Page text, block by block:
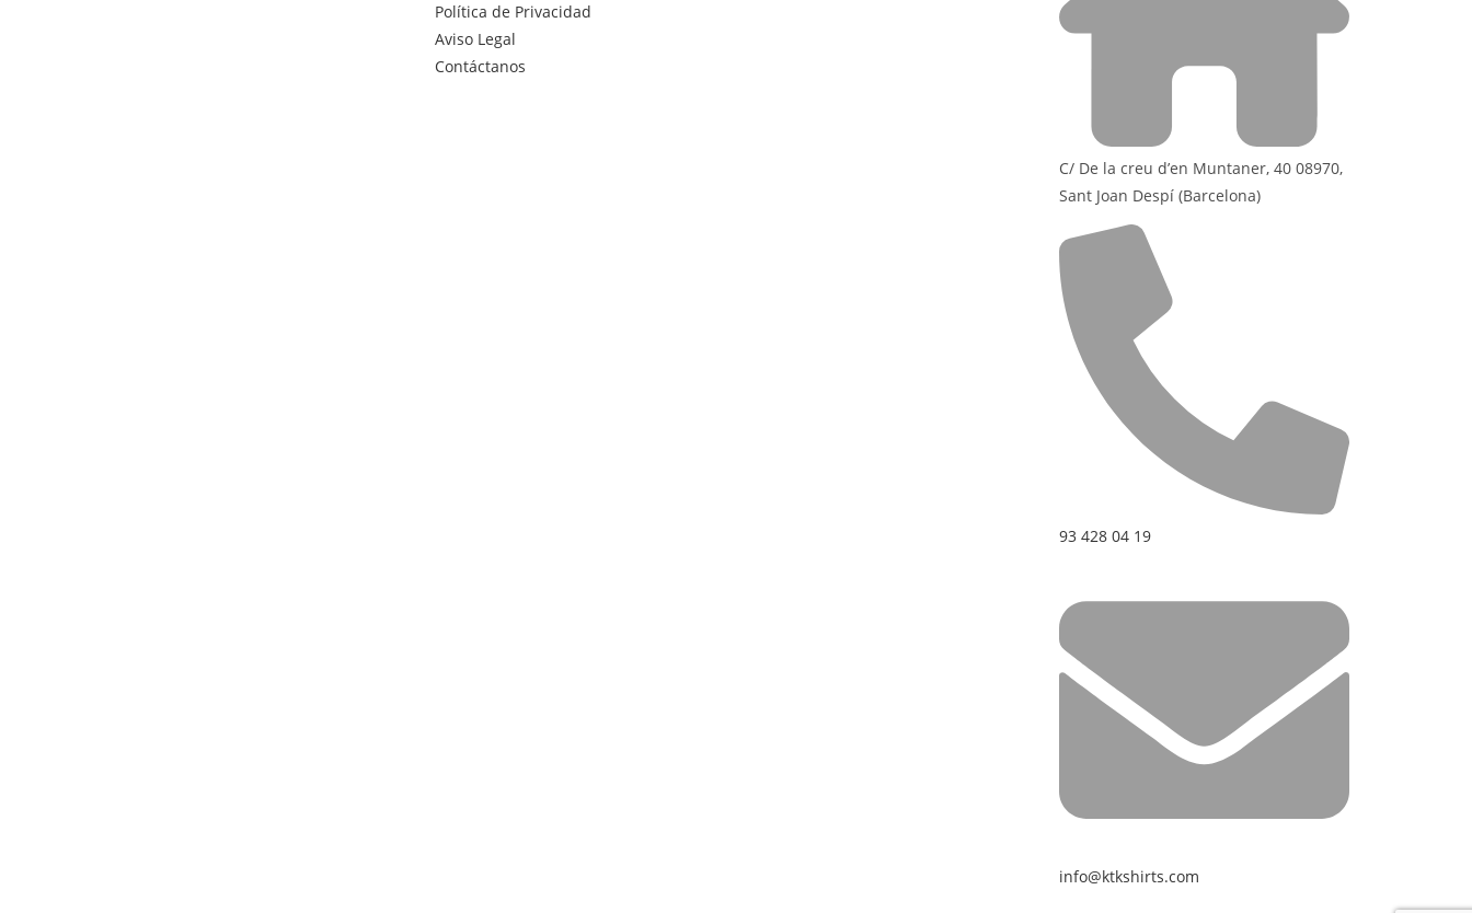
Política de Privacidad
Aviso Legal
Contáctanos
C/ De la creu d’en Muntaner, 40 08970,
Sant Joan Despí (Barcelona)
93 428 04 19
info@ktkshirts.com